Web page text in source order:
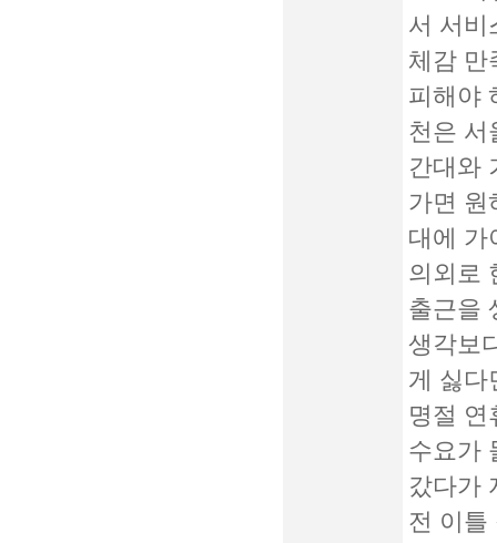
서 서비
체감 만
피해야
천은 서
간대와
가면 원
대에 가
의외로
출근을
생각보
게 싫다
명절 연
수요가
갔다가
전 이틀